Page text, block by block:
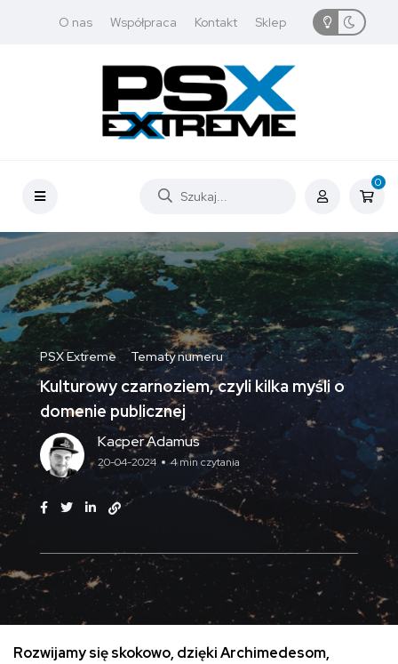
O nas Współpraca Kontakt Sklep
0
PSX Extreme Tematy numeru
Kulturowy czarnoziem, czyli kilka myśli o
domenie publicznej
Kacper Adamus
20-04-2024 4 min czytania
Rozwijamy się skokowo, dzięki Archimedesom,